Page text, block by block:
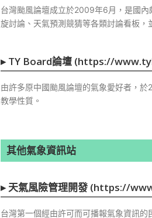
台灣颱風論壇成立於2009年6月，是國
旋討論、天氣預測競猜等各類討論看板
▸TY Board論壇 (https://
由許多原中國颱風論壇的氣象愛好者，
教學性質。
其他氣象資訊站
▸天氣風險管理開發 (https://
台灣第一個經由許可而可播報氣象資訊